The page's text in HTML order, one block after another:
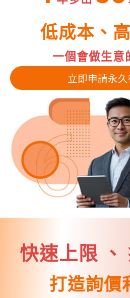
低成本、
一個會做生意
立即申請永久
快速上限 、
打造詢價